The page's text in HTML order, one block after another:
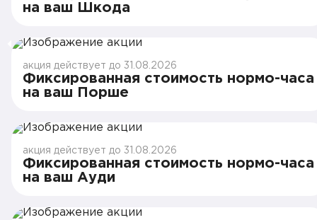
на ваш Шкода
акция действует до 31.08.2026
Фиксированная стоимость нормо-часа
на ваш Порше
акция действует до 31.08.2026
Фиксированная стоимость нормо-часа
на ваш Ауди